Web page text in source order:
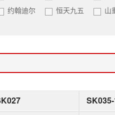
约翰迪尔 恒天九五 山
SK035-